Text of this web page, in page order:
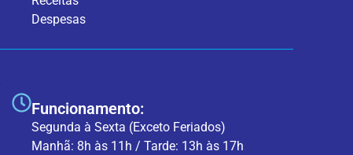
Despesas
Funcionamento:
Segunda à Sexta (Exceto Feriados)
Manhã: 8h às 11h / Tarde: 13h às 17h